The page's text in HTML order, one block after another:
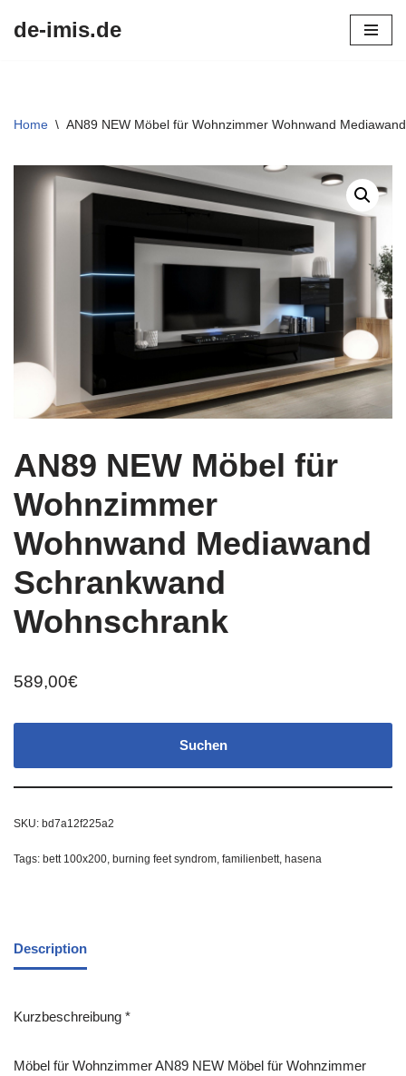
de-imis.de
Home \ AN89 NEW Möbel für Wohnzimmer Wohnwand
AN89 NEW Möbel für
Wohnzimmer
Wohnwand Mediawand
Schrankwand
Wohnschrank
589,00€
Suchen
SKU: bd7a12f225a2
Tags: bett 100x200 burning feet syndrom familienbett hasena
Description
Kurzbeschreibung *
Möbel für Wohnzimmer AN89 NEW Möbel für Wohnzimmer